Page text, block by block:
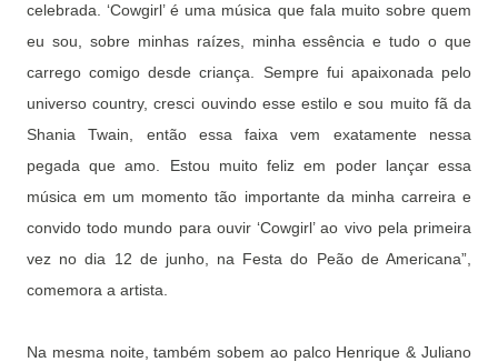
celebrada. ‘Cowgirl’ é uma música que fala muito sobre quem
eu sou, sobre minhas raízes, minha essência e tudo o que
carrego comigo desde criança. Sempre fui apaixonada pelo
universo country, cresci ouvindo esse estilo e sou muito fã da
Shania Twain, então essa faixa vem exatamente nessa
pegada que amo. Estou muito feliz em poder lançar essa
música em um momento tão importante da minha carreira e
convido todo mundo para ouvir ‘Cowgirl’ ao vivo pela primeira
vez no dia 12 de junho, na Festa do Peão de Americana”,
comemora a artista.
Na mesma noite, também sobem ao palco Henrique & Juliano